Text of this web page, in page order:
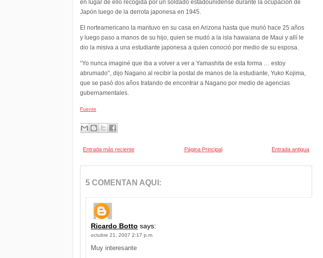
en lugar de ello recogida por un soldado estadounidense durante la ocupación de
Japón luego de la derrota japonesa en 1945.
El norteamericano la mantuvo en su casa en Arizona hasta que murió hace 25 años
y luego paso a manos de su hijo, quien se mudó a la isla hawaiana de Maui y allí le
dio la misiva a una estudiante japonesa a quien conoció por medio de su esposa.
“Yo nunca imaginé que iba a volver a ver a Yamashita de esta forma … estoy
abrumado'’, dijo Nagano al recibir la postal de manos de la estudiante, Yuko Kojima,
que se pasó dos años tratando de encontrar a Nagano por medio de agencias
gubernamentales.
Fuente
Entrada más reciente Entrada antigua
Página Principal
5 COMENTAN AQUI:
Ricardo Botto says:
octubre 21, 2007 2:17 p.m.
Muy interesante